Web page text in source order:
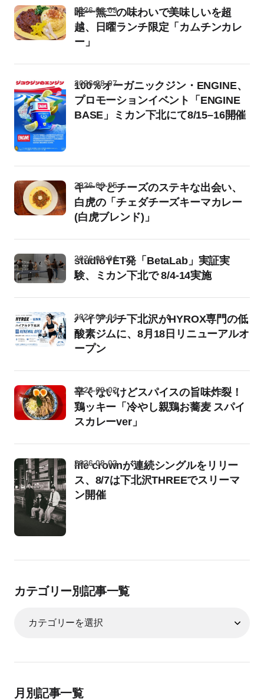
唯一無二の味わいで美味しいを超
越、日曜ランチ限定「カムチンカレ
ー」
2026-08-09
100％オーガニックジン・ENGINE、
プロモーションイベント「ENGINE
BASE」ミカン下北にて8/15–16開催
2026-08-07
キーマとチーズのステキな出会い、
白虎の「チェダチーズキーマカレー
(白虎ブレンド)」
2026-08-05
studioYET発「BetaLab」実証実
験、ミカン下北で 8/4-14実施
2026-08-04
ハイアルチ下北沢がHYROX専門の低
酸素ジムに、8月18日リニューアルオ
ープン
2026-08-04
辛くないけどスパイスの旨味炸裂！
鶏ッキー「冷やし親鶏お蕎麦 スパイ
スカレーver」
2026-08-02
life crownが連続シングルをリリー
ス、8/7は下北沢THREEでスリーマ
ン開催
2026-08-02
カテゴリー別記事一覧
月別記事一覧